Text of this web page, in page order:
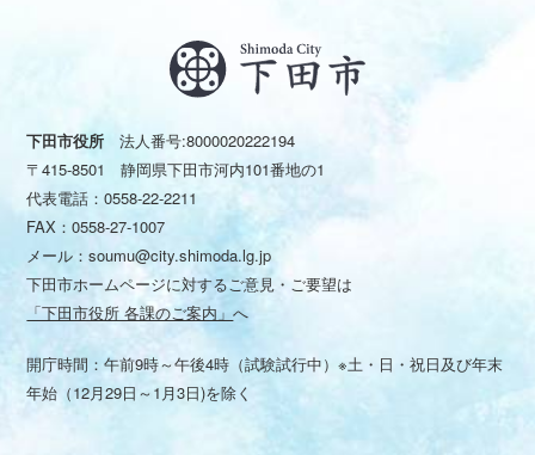
下田市役所 法人番号:8000020222194
〒415-8501 静岡県下田市河内101番地の1
代表電話：0558-22-2211
FAX：0558-27-1007
メール：soumu@city.shimoda.lg.jp
下田市ホームページに対するご意見・ご要望は
「下田市役所 各課のご案内」へ
開庁時間：午前9時～午後4時（試験試行中）※土・日・祝日及び年末
年始（12月29日～1月3日)を除く